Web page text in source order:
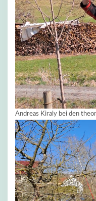
Andreas Kiraly bei den